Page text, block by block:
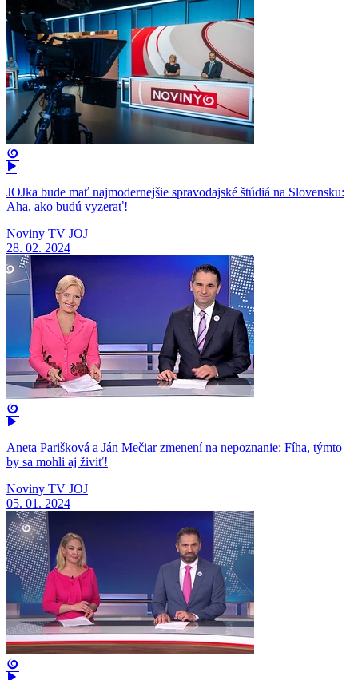
JOJka bude mať najmodernejšie spravodajské štúdiá na Slovensku:
Aha, ako budú vyzerať!
Noviny TV JOJ
28. 02. 2024
Aneta Parišková a Ján Mečiar zmenení na nepoznanie: Fíha, týmto
by sa mohli aj živiť!
Noviny TV JOJ
05. 01. 2024